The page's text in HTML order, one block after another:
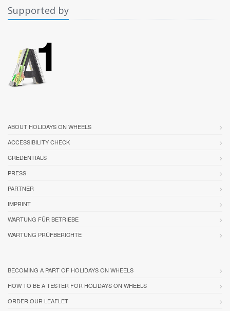
Supported by
ABOUT HOLIDAYS ON WHEELS
ACCESSIBILITY CHECK
CREDENTIALS
PRESS
PARTNER
IMPRINT
WARTUNG FÜR BETRIEBE
WARTUNG PRÜFBERICHTE
BECOMING A PART OF HOLIDAYS ON WHEELS
HOW TO BE A TESTER FOR HOLIDAYS ON WHEELS
ORDER OUR LEAFLET